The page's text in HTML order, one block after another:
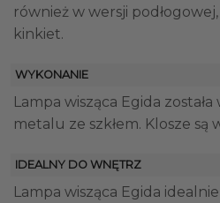
również w wersji
kinkiet.
WYKONANIE
Lampa wisząca Egida
metalu ze szkłem. Klosze są
IDEALNY DO WNĘTRZ
Lampa wisząca Egida